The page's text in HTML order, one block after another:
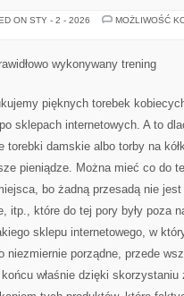
ON STY - 2 - 2026
MOŻLIWOŚĆ
wykonywany trening
pięknych torebek
sklepach internetowych. A to
damskie albo torby na
pieniądze. Można mieć co do
bo żadną przesadą nie
itp., które do tej pory były poza
sklepu internetowego, w
niezmiernie porządne, przede
właśnie dzięki